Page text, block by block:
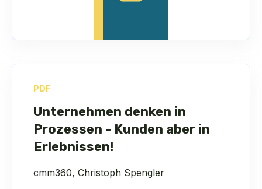
PDF
Unternehmen denken in
Prozessen - Kunden aber in
Erlebnissen!
cmm360, Christoph Spengler